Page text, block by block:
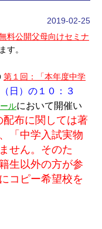
2019-02-25
料公開父母向けセミナ
す。
第１回：「本年度中学
日）の１０：３
ルにおいて開催い
布に関しては著
「中学入試実物
せん。そのた
生以外の方が参
コピー希望校を